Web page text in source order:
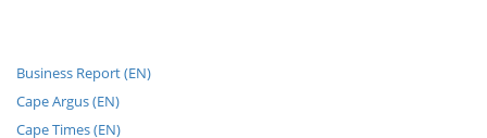
Business Report (EN)
Cape Argus (EN)
Cape Times (EN)